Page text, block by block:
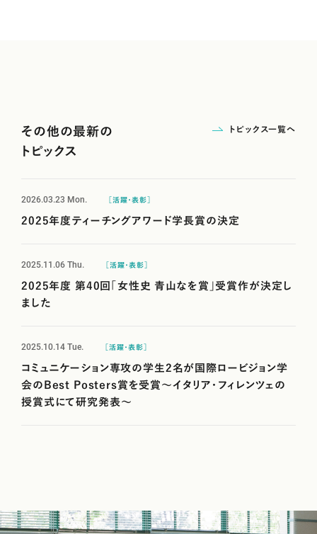
その他の最新の
トピックス
トピックス一覧へ
2026.03.23 Mon. ［活躍・表彰］
2025年度ティーチングアワード学長賞の決定
2025.11.06Thu. ［活躍・表彰］
2025年度 第40回「女性史 青山なを賞」受賞作が決定し
ました
2025.10.14Tue. ［活躍・表彰］
コミュニケーション専攻の学生2名が国際ロービジョン学
会のBest Posters賞を受賞～イタリア・フィレンツェの
授賞式にて研究発表～